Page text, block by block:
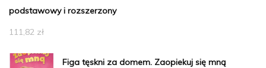
podstawowy i rozszerzony
111,82 zł
Figa tęskni za domem. Zaopiekuj się mną